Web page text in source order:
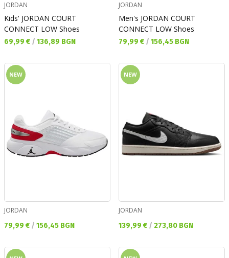
JORDAN
Kids' JORDAN COURT
CONNECT LOW Shoes
Текуща цена:
69,99 € / 136,89 BGN
JORDAN
Men's JORDAN COURT
CONNECT LOW Shoes
Текуща цена:
79,99 € / 156,45 BGN
NEW
JORDAN
Текуща цена:
79,99 € / 156,45 BGN
NEW
JORDAN
Текуща цена:
139,99 € / 273,80 BGN